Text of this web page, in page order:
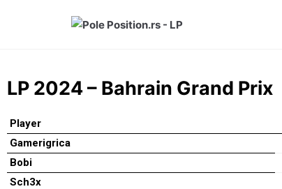
LP 2024 – Bahrain Grand Prix
Player
Gamerigrica
Bobi
Sch3x